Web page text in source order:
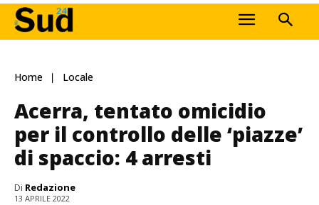
Home Locale
Acerra, tentato omicidio
per il controllo delle ‘piazze’
di spaccio: 4 arresti
Di Redazione
13 APRILE 2022